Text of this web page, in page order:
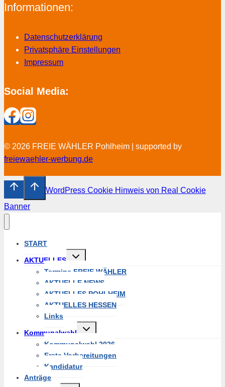
Informationen:
Datenschutzerklärung
Privatsphäre Einstellungen
Impressum
Social Media:
© 2026 FREIE WÄHLER Pohlheim | supported by
freiewaehler-werbung.de
WordPress Cookie Hinweis von Real Cookie
Banner
START
AKTUELLES
Untermenü
umschalten
Termine FREIE WÄHLER
AKTUELLE NEWS
AKTUELLES POHLHEIM
AKTUELLES HESSEN
Links
Kommunalwahl
Untermenü
umschalten
Kommunalwahl 2026
Erste Vorbereitungen
Kandidatur
Anträge